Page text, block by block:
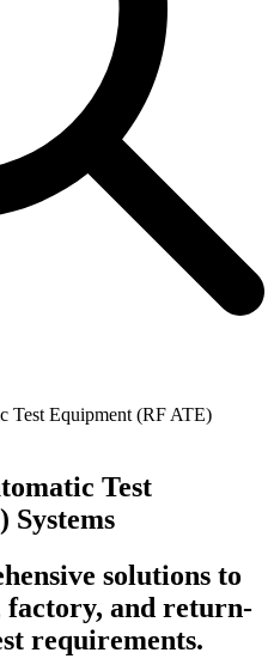
Test Equipment (RF ATE)
Test
Systems
solutions to
factory, and return-
requirements.